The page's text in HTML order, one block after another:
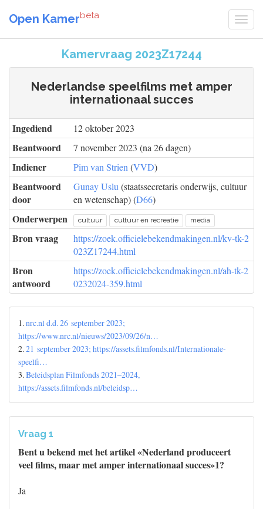
Open Kamerbeta
Kamervraag 2023Z17244
Nederlandse speelfilms met amper
internationaal succes
Ingediend 12 oktober 2023
Beantwoord 7 november 2023 (na 26 dagen)
Indiener Pim van Strien (VVD)
Beantwoord
door
Gunay Uslu (staatssecretaris onderwijs, cultuur
en wetenschap) (D66)
Onderwerpen cultuur cultuur en recreatie media
Bron vraag
https://zoek.officielebekendmakingen.nl/kv-tk-2
023Z17244.html
Bron
antwoord
https://zoek.officielebekendmakingen.nl/ah-tk-2
0232024-359.html
1.nrc.nl d.d. 26 september 2023;
https://www.nrc.nl/nieuws/2023/09/26/n…
2.21 september 2023; https://assets.filmfonds.nl/Internationale-
speelfi…
3.Beleidsplan Filmfonds 2021–2024,
https://assets.filmfonds.nl/beleidsp…
Vraag 1
Bent u bekend met het artikel «Nederland produceert
veel films, maar met amper internationaal succes»1?
Ja